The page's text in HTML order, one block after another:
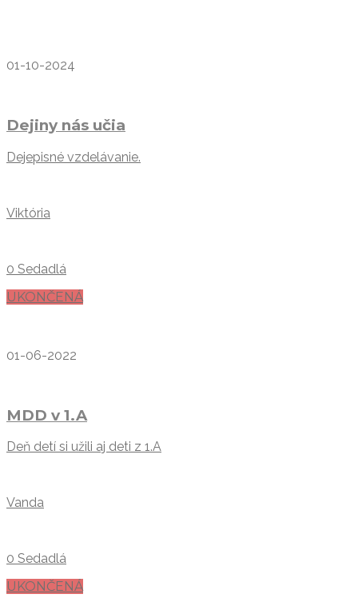
01-10-2024
Dejiny nás učia
Dejepisné vzdelávanie.
Viktória
0 Sedadlá
UKONČENÁ
01-06-2022
MDD v 1.A
Deň detí si užili aj deti z 1.A
Vanda
0 Sedadlá
UKONČENÁ